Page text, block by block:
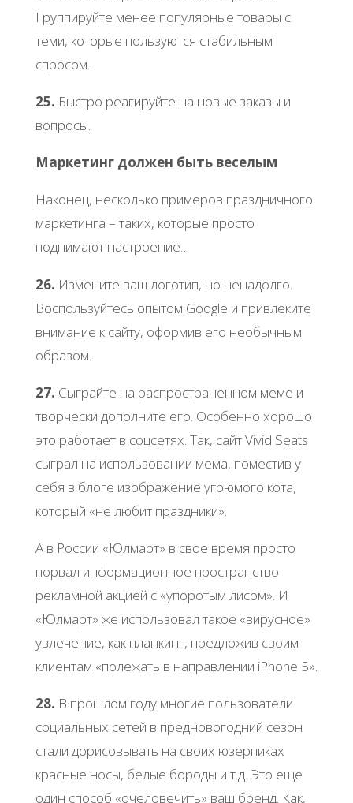
Группируйте менее популярные товары с
теми, которые пользуются стабильным
спросом.
25. Быстро реагируйте на новые заказы и
вопросы.
Маркетинг должен быть веселым
Наконец, несколько примеров праздничного
маркетинга – таких, которые просто
поднимают настроение…
26. Измените ваш логотип, но ненадолго.
Воспользуйтесь опытом Google и привлеките
внимание к сайту, оформив его необычным
образом.
27. Сыграйте на распространенном меме и
творчески дополните его. Особенно хорошо
это работает в соцсетях. Так, сайт Vivid Seats
сыграл на использовании мема, поместив у
себя в блоге изображение угрюмого кота,
который «не любит праздники».
А в России «Юлмарт» в свое время просто
порвал информационное пространство
рекламной акцией с «упоротым лисом». И
«Юлмарт» же использовал такое «вирусное»
увлечение, как планкинг, предложив своим
клиентам «полежать в направлении iPhone 5».
28. В прошлом году многие пользователи
социальных сетей в предновогодний сезон
стали дорисовывать на своих юзерпиках
красные носы, белые бороды и т.д. Это еще
один способ «очеловечить» ваш бренд. Как,